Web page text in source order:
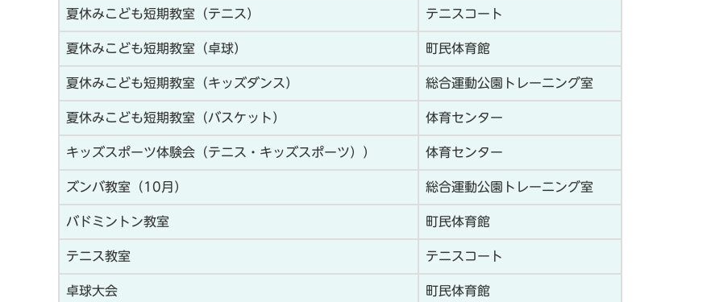
夏休みこども短期教室（テニス） テニスコート
夏休みこども短期教室（卓球） 町民体育館
夏休みこども短期教室（キッズダンス） 総合運動公園トレーニング室
夏休みこども短期教室（バスケット） 体育センター
キッズスポーツ体験会（テニス・キッズスポーツ）） 体育センター
ズンバ教室（10月） 総合運動公園トレーニング室
バドミントン教室 町民体育館
テニス教室 テニスコート
卓球大会 町民体育館